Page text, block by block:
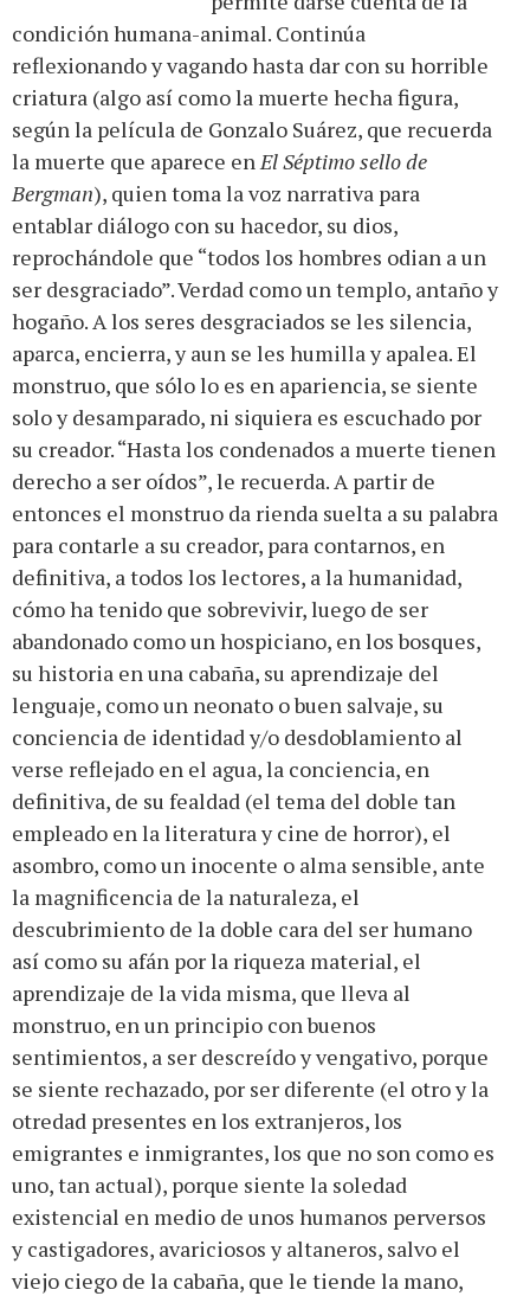
condición humana-animal. Continúa
reflexionando y vagando hasta dar con su horrible
criatura (algo así como la muerte hecha figura,
según la película de Gonzalo Suárez, que recuerda
la muerte que aparece en El Séptimo sello de
Bergman), quien toma la voz narrativa para
entablar diálogo con su hacedor, su dios,
reprochándole que “todos los hombres odian a un
ser desgraciado”. Verdad como un templo, antaño y
hogaño. A los seres desgraciados se les silencia,
aparca, encierra, y aun se les humilla y apalea. El
monstruo, que sólo lo es en apariencia, se siente
solo y desamparado, ni siquiera es escuchado por
su creador. “Hasta los condenados a muerte tienen
derecho a ser oídos”, le recuerda. A partir de
entonces el monstruo da rienda suelta a su palabra
para contarle a su creador, para contarnos, en
definitiva, a todos los lectores, a la humanidad,
cómo ha tenido que sobrevivir, luego de ser
abandonado como un hospiciano, en los bosques,
su historia en una cabaña, su aprendizaje del
lenguaje, como un neonato o buen salvaje, su
conciencia de identidad y/o desdoblamiento al
verse reflejado en el agua, la conciencia, en
definitiva, de su fealdad (el tema del doble tan
empleado en la literatura y cine de horror), el
asombro, como un inocente o alma sensible, ante
la magnificencia de la naturaleza, el
descubrimiento de la doble cara del ser humano
así como su afán por la riqueza material, el
aprendizaje de la vida misma, que lleva al
monstruo, en un principio con buenos
sentimientos, a ser descreído y vengativo, porque
se siente rechazado, por ser diferente (el otro y la
otredad presentes en los extranjeros, los
emigrantes e inmigrantes, los que no son como es
uno, tan actual), porque siente la soledad
existencial en medio de unos humanos perversos
y castigadores, avariciosos y altaneros, salvo el
viejo ciego de la cabaña, que le tiende la mano,